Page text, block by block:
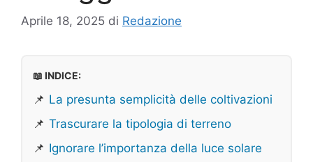
Aprile 18, 2025 di Redazione
📖 INDICE:
📌 La presunta semplicità delle coltivazioni
📌 Trascurare la tipologia di terreno
📌 Ignorare l’importanza della luce solare